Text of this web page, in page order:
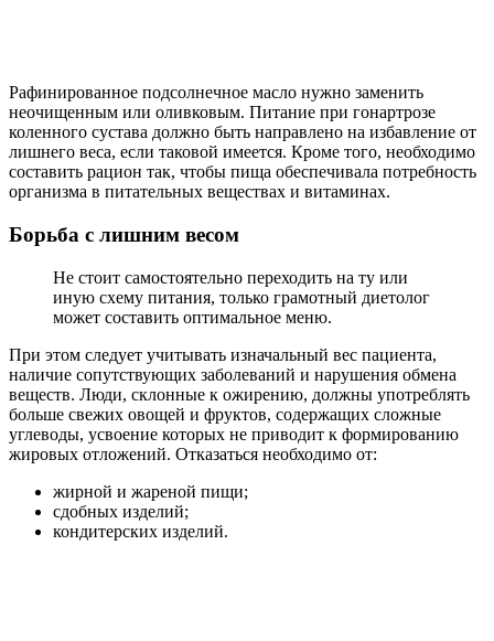
Рафинированное подсолнечное масло нужно заменить
неочищенным или оливковым. Питание при гонартрозе
коленного сустава должно быть направлено на избавление от
лишнего веса, если таковой имеется. Кроме того, необходимо
составить рацион так, чтобы пища обеспечивала потребность
организма в питательных веществах и витаминах.
Борьба с лишним весом
Не стоит самостоятельно переходить на ту или
иную схему питания, только грамотный диетолог
может составить оптимальное меню.
При этом следует учитывать изначальный вес пациента,
наличие сопутствующих заболеваний и нарушения обмена
веществ. Люди, склонные к ожирению, должны употреблять
больше свежих овощей и фруктов, содержащих сложные
углеводы, усвоение которых не приводит к формированию
жировых отложений. Отказаться необходимо от:
жирной и жареной пищи;
сдобных изделий;
кондитерских изделий.